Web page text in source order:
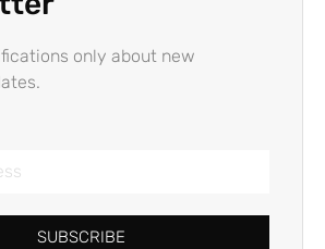
only about new
SUBSCRIBE